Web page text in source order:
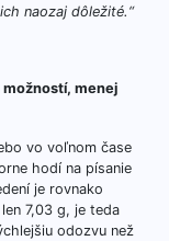
naozaj dôležité.“
menej
vo voľnom čase
hodí na písanie
je rovnako
7,03 g, je teda
odozvu než